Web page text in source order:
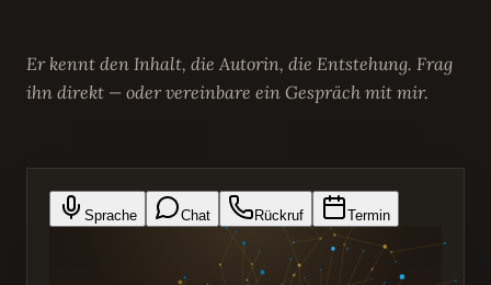
Er kennt den Inhalt, die Autorin, die Entstehung. Frag
ihn direkt — oder vereinbare ein Gespräch mit mir.
Sprache Chat Rückruf Termin